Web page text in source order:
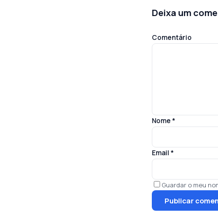
Deixa um
Comentário
Nome *
Email *
Guardar o meu